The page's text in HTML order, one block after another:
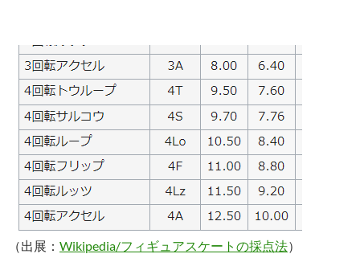
（出展： Wikipedia/フィギュアスケートの採点法）